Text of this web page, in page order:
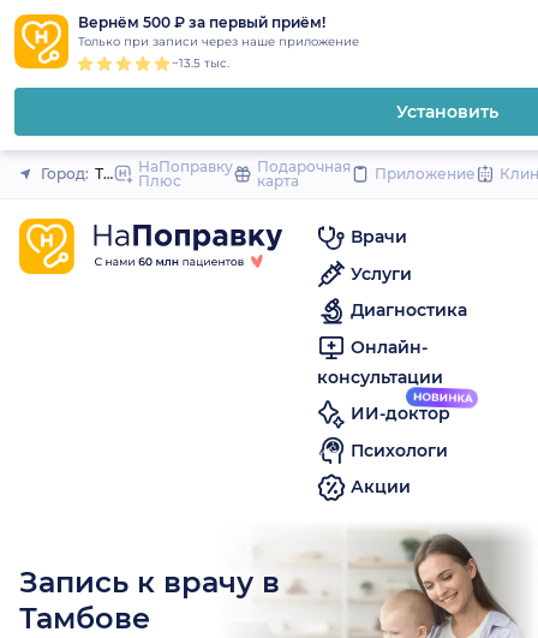
Вернём 500 ₽ за первый приём!
Только при записи через наше приложение
~13.5 тыс.
Установить
Закрыть
Город: ТамбовНаПоправку
Плюс
Подарочная
карта
Приложение
Врачи
Услуги
Диагностика
Онлайн-
консультации
ИИ-доктор
Психологи
Акции
Запись к врачу в
Тамбове